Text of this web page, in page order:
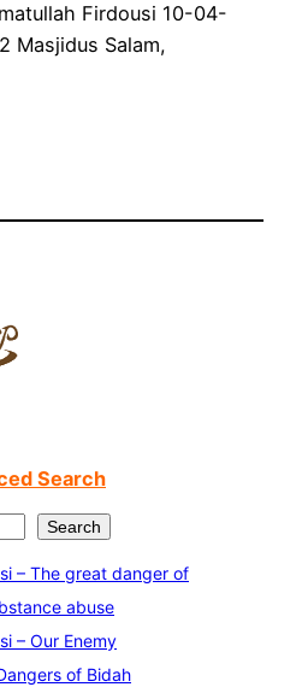
Firdousi 10-04-
Masjidus Salam,
Search
Search
– The great danger of
abuse
– Our Enemy
of Bidah